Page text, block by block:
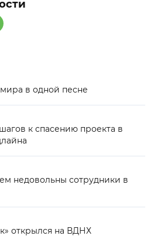
в одной песне
к спасению проекта в
недовольны сотрудники в
открылся на ВДНХ